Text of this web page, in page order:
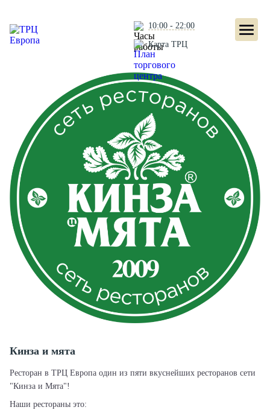
10:00 - 22:00
Карта ТРЦ
Кинза и мята
Ресторан в ТРЦ Европа один из пяти вкуснейших ресторанов сети
"Кинза и Мята"!
Наши рестораны это: